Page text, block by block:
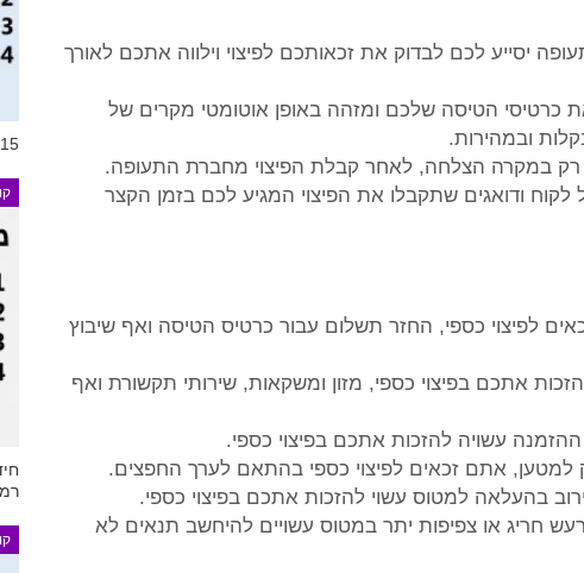
יסייע לכם לבדוק את זכאותכם לפיצוי וילווה אתכם לאורך
הטיסה שלכם ומזהה באופן אוטומטי מקרים של
ובמהירות.
לקוח ודואגים שתקבלו את הפיצוי המגיע לכם בזמן הקצר
לפיצוי כספי, החזר תשלום עבור כרטיס הטיסה ואף שיבוץ
אתכם בפיצוי כספי, מזון ומשקאות, שירותי תקשורת ואף
עשויה להזכות אתכם בפיצוי כספי.
למטען, אתם זכאים לפיצוי כספי בהתאם לערך החפצים.
בהעלאה למטוס עשוי להזכות אתכם בפיצוי כספי.
חריג או צפיפות יתר במטוס עשויים להיחשב תנאים לא
15 שאלות טריוויה קשות שיבחנו את הידע הכללי שלכם